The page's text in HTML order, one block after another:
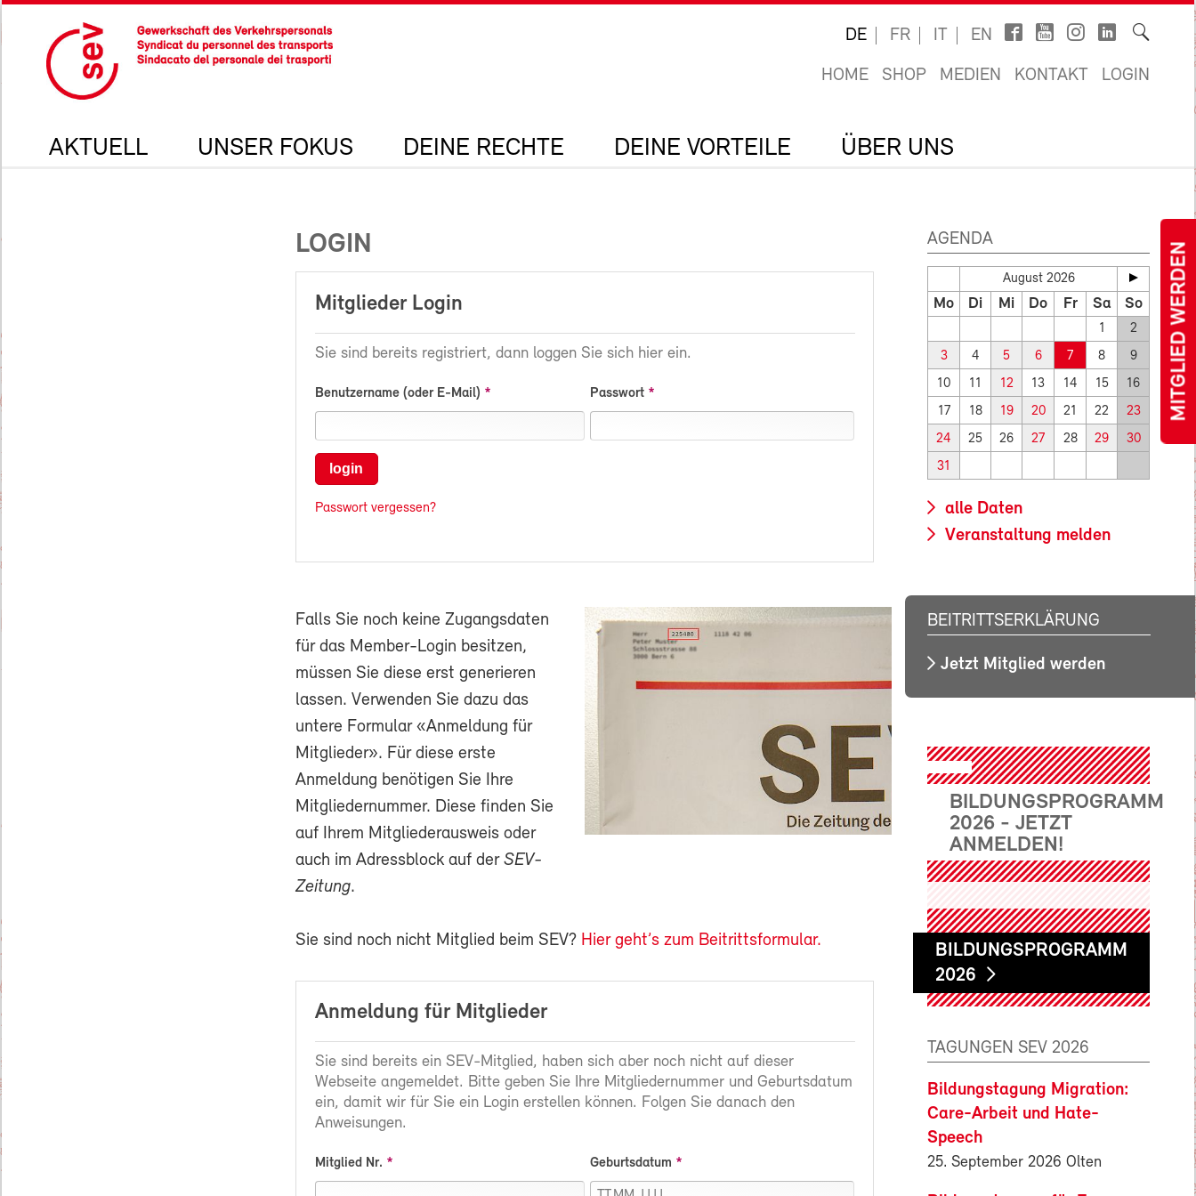
MITGLIED WERDEN
DE FR IT EN
HOME SHOP MEDIEN KONTAKT LOGIN
AKTUELL UNSER FOKUS DEINE RECHTE DEINE VORTEILE ÜBER UNS
LOGIN
Mitglieder Login
Sie sind bereits registriert, dann loggen Sie sich hier ein.
Benutzername (oder E-Mail) Passwort
login
Passwort vergessen?
Falls Sie noch keine Zugangsdaten
für das Member-Login besitzen,
müssen Sie diese erst generieren
lassen. Verwenden Sie dazu das
untere Formular «Anmeldung für
Mitglieder». Für diese erste
Anmeldung benötigen Sie Ihre
Mitgliedernummer. Diese finden Sie
auf Ihrem Mitgliederausweis oder
auch im Adressblock auf der SEV-
Zeitung.
Sie sind noch nicht Mitglied beim SEV? Hier geht’s zum Beitrittsformular.
Anmeldung für Mitglieder
Sie sind bereits ein SEV-Mitglied, haben sich aber noch nicht auf dieser
Webseite angemeldet. Bitte geben Sie Ihre Mitgliedernummer und Geburtsdatum
ein, damit wir für Sie ein Login erstellen können. Folgen Sie danach den
Anweisungen.
Mitglied Nr. Geburtsdatum
AGENDA
August 2026
Mo Di Mi Do Fr Sa So
1 2
3 4 5 6 7 8 9
10 11 12 13 14 15 16
17 18 19 20 21 22 23
24 25 26 27 28 29 30
31
alle Daten
Veranstaltung melden
BEITRITTSERKLÄRUNG
Jetzt Mitglied werden
BILDUNGSPROGRAMM
2026 - JETZT
ANMELDEN!
BILDUNGSPROGRAMM
2026
TAGUNGEN SEV 2026
Bildungstagung Migration:
Care-Arbeit und Hate-
Speech
25. September 2026 Olten